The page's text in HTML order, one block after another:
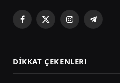
Facebook
X
InstagramTelegram
DIKKAT ÇEKENLER!